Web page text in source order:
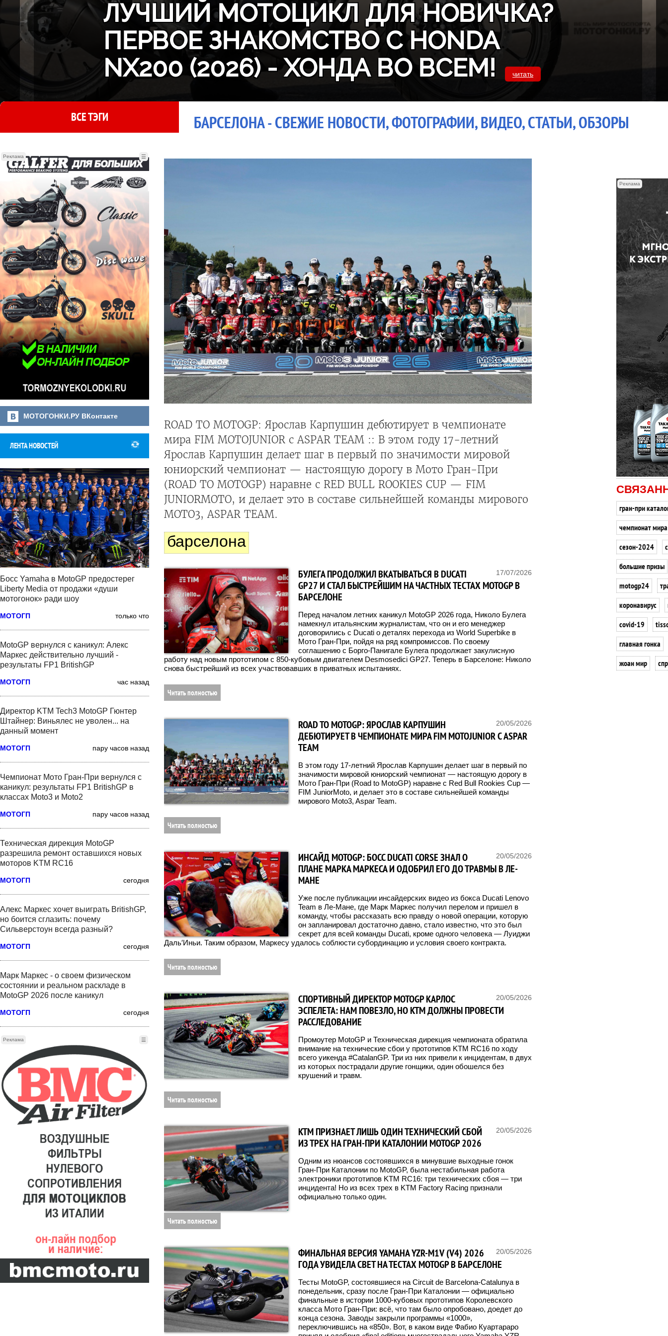
ЛУЧШИЙ МОТОЦИКЛ ДЛЯ НОВИЧКА?
ПЕРВОЕ ЗНАКОМСТВО С HONDA
NX200 (2026) - ХОНДА ВО ВСЕМ!
читать
ВСЕ ТЭГИ БАРСЕЛОНА - СВЕЖИЕ НОВОСТИ, ФОТОГРАФИИ, ВИДЕО, СТАТЬИ, ОБЗОРЫ
Реклама ☰
МОТОГОНКИ.РУ ВКонтакте
ЛЕНТА НОВОСТЕЙ
Босс Yamaha в MotoGP предостерег
Liberty Media от продажи «души
мотогонок» ради шоу
МОТОГП только что
MotoGP вернулся с каникул: Алекс
Маркес действительно лучший -
результаты FP1 BritishGP
МОТОГП час назад
Директор KTM Tech3 MotoGP Гюнтер
Штайнер: Виньялес не уволен... на
данный момент
МОТОГП пару часов назад
Чемпионат Мото Гран-При вернулся с
каникул: результаты FP1 BritishGP в
классах Moto3 и Moto2
МОТОГП пару часов назад
Техническая дирекция MotoGP
разрешила ремонт оставшихся новых
моторов KTM RC16
МОТОГП сегодня
Алекс Маркес хочет выиграть BritishGP,
но боится сглазить: почему
Сильверстоун всегда разный?
МОТОГП сегодня
Марк Маркес - о своем физическом
состоянии и реальном раскладе в
MotoGP 2026 после каникул
МОТОГП сегодня
Реклама ☰
ROAD TO MOTOGP: Ярослав Карпушин дебютирует в чемпионате
мира FIM MOTOJUNIOR с ASPAR TEAM :: В этом году 17-летний
Ярослав Карпушин делает шаг в первый по значимости мировой
юниорский чемпионат — настоящую дорогу в Мото Гран-При
(ROAD TO MOTOGP) наравне с RED BULL ROOKIES CUP — FIM
JUNIORMOTO, и делает это в составе сильнейшей команды мирового
MOTO3, ASPAR TEAM.
барселона
17/07/2026
БУЛЕГА ПРОДОЛЖИЛ ВКАТЫВАТЬСЯ В DUCATI
GP27 И СТАЛ БЫСТРЕЙШИМ НА ЧАСТНЫХ ТЕСТАХ MOTOGP В
БАРСЕЛОНЕ
Перед началом летних каникул MotoGP 2026 года, Николо Булега
намекнул итальянским журналистам, что он и его менеджер
договорились с Ducati о деталях перехода из World Superbike в
Мото Гран-При, пойдя на ряд компромиссов. По своему
соглашению с Борго-Панигале Булега продолжает закулисную
работу над новым прототипом с 850-кубовым двигателем Desmosedici GP27. Теперь в Барселоне: Николо
снова быстрейший из всех участвовавших в приватных испытаниях.
Читать полностью
20/05/2026
ROAD TO MOTOGP: ЯРОСЛАВ КАРПУШИН
ДЕБЮТИРУЕТ В ЧЕМПИОНАТЕ МИРА FIM MOTOJUNIOR С ASPAR
TEAM
В этом году 17-летний Ярослав Карпушин делает шаг в первый по
значимости мировой юниорский чемпионат — настоящую дорогу в
Мото Гран-При (Road to MotoGP) наравне с Red Bull Rookies Cup —
FIM JuniorMoto, и делает это в составе сильнейшей команды
мирового Moto3, Aspar Team.
Читать полностью
20/05/2026
ИНСАЙД MOTOGP: БОСС DUCATI CORSE ЗНАЛ О
ПЛАНЕ МАРКА МАРКЕСА И ОДОБРИЛ ЕГО ДО ТРАВМЫ В ЛЕ-
МАНЕ
Уже после публикации инсайдерских видео из бокса Ducati Lenovo
Team в Ле-Мане, где Марк Маркес получил перелом и пришел в
команду, чтобы рассказать всю правду о новой операции, которую
он запланировал достаточно давно, стало известно, что это был
секрет для всей команды Ducati, кроме одного человека — Луиджи
Даль′Иньи. Таким образом, Маркесу удалось соблюсти субординацию и условия своего контракта.
Читать полностью
20/05/2026
СПОРТИВНЫЙ ДИРЕКТОР MOTOGP КАРЛОС
ЭСПЕЛЕТА: НАМ ПОВЕЗЛО, НО KTM ДОЛЖНЫ ПРОВЕСТИ
РАССЛЕДОВАНИЕ
Промоутер MotoGP и Техническая дирекция чемпионата обратила
внимание на технические сбои у прототипов KTM RC16 по ходу
всего уикенда #CatalanGP. Три из них привели к инцидентам, в двух
из которых пострадали другие гонщики, один обошелся без
крушений и травм.
Читать полностью
20/05/2026
KTM ПРИЗНАЕТ ЛИШЬ ОДИН ТЕХНИЧЕСКИЙ СБОЙ
ИЗ ТРЕХ НА ГРАН-ПРИ КАТАЛОНИИ MOTOGP 2026
Одним из нюансов состоявшихся в минувшие выходные гонок
Гран-При Каталонии по MotoGP, была нестабильная работа
электроники прототипов KTM RC16: три технических сбоя — три
инцидента! Но из всех трех в KTM Factory Racing признали
официально только один.
Читать полностью
20/05/2026
ФИНАЛЬНАЯ ВЕРСИЯ YAMAHA YZR-M1V (V4) 2026
ГОДА УВИДЕЛА СВЕТ НА ТЕСТАХ MOTOGP В БАРСЕЛОНЕ
Тесты MotoGP, состоявшиеся на Circuit de Barcelona-Catalunya в
понедельник, сразу после Гран-При Каталонии — официально
финальные в истории 1000-кубовых прототипов Королевского
класса Мото Гран-При: всё, что там было опробовано, доедет до
конца сезона. Заводы закрыли программы «1000»,
переключившись на «850». Вот, в каком виде Фабио Куартараро
Реклама
гран-при
чемпионат мира
сезон-2024
большие призы
motogp24
коронавирус
covid-19
главная гонка
жоан мир